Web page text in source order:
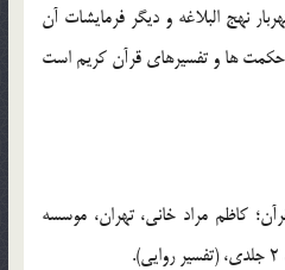
نهج البلاغه و ديگر فرمايشات آن
ها و تفسيرهاي قرآن کريم است
کاظم مراد خاني، تهران، موسسه